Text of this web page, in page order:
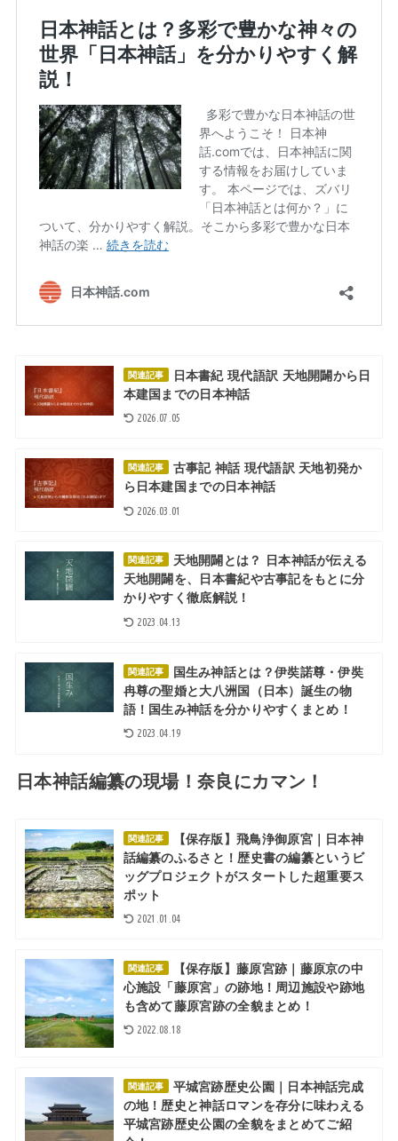
関連記事
日本書紀 現代語訳 天地開闢から日
本建国までの日本神話
2026.07.05
関連記事
古事記 神話 現代語訳 天地初発か
ら日本建国までの日本神話
2026.03.01
関連記事
天地開闢とは？ 日本神話が伝える
天地開闢を、日本書紀や古事記をもとに分
かりやすく徹底解説！
2023.04.13
関連記事
国生み神話とは？伊奘諾尊・伊奘
冉尊の聖婚と大八洲国（日本）誕生の物
語！国生み神話を分かりやすくまとめ！
2023.04.19
日本神話編纂の現場！奈良にカマン！
関連記事
【保存版】飛鳥浄御原宮｜日本神
話編纂のふるさと！歴史書の編纂というビ
ッグプロジェクトがスタートした超重要ス
ポット
2021.01.04
関連記事
【保存版】藤原宮跡｜藤原京の中
心施設「藤原宮」の跡地！周辺施設や跡地
も含めて藤原宮跡の全貌まとめ！
2022.08.18
関連記事
平城宮跡歴史公園｜日本神話完成
の地！歴史と神話ロマンを存分に味わえる
平城宮跡歴史公園の全貌をまとめてご紹